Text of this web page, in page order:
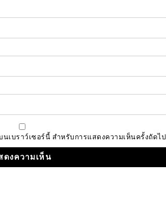
เบราว์เซอร์นี้ สำหรับการแสดงความเห็นครั้งถัดไป